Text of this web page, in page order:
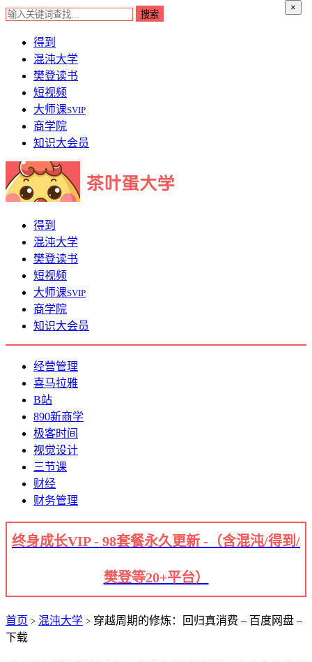
×
得到
混沌大学
樊登读书
短视频
大师课SVIP
商学院
知识大会员
得到
混沌大学
樊登读书
短视频
大师课SVIP
商学院
知识大会员
经营管理
喜马拉雅
B站
890新商学
极客时间
视觉设计
三节课
财经
财务管理
终身成长VIP - 98套餐永久更新 -（含混沌/得到/
樊登等20+平台）
首页 > 混沌大学 > 穿越周期的修炼：回归真消费 – 百度网盘 –
下载